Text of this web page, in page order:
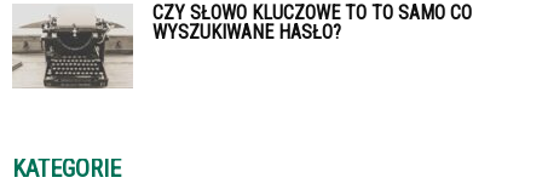
CZY SŁOWO KLUCZOWE TO TO SAMO CO
WYSZUKIWANE HASŁO?
KATEGORIE